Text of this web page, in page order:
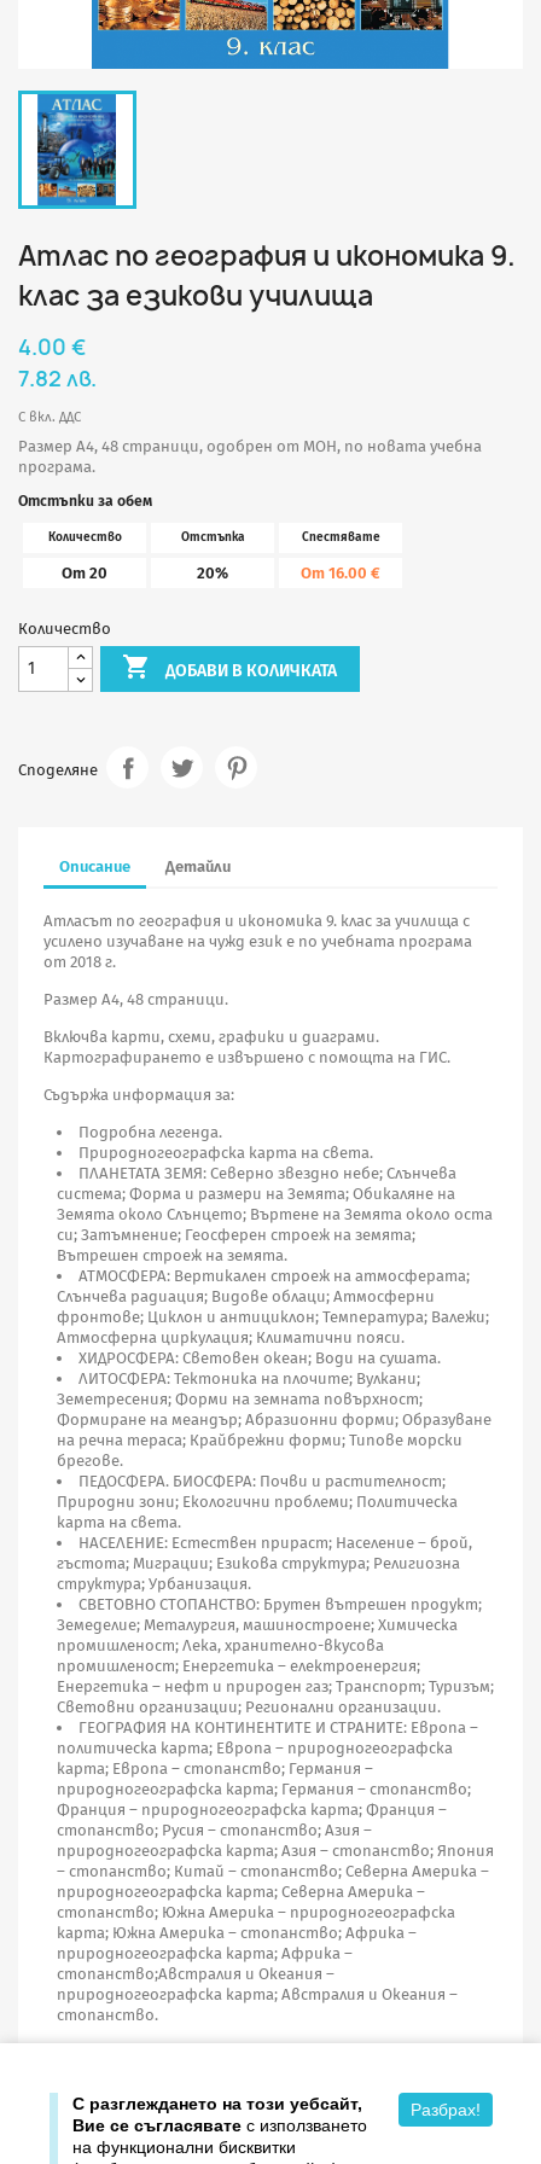
Атлас по география и икономика 9.
клас за езикови училища
4.00 €
7.82 лв.
С вкл. ДДС
Размер A4, 48 страници, одобрен от МОН, по новата учебна
програма.
Отстъпки за обем
Количество Отстъпка Спестявате
От 20 20% От 16.00 €
Количество
 ДОБАВИ В КОЛИЧКАТА
Споделяне
Описание Детайли
Атласът по география и икономика 9. клас за училища с
усилено изучаване на чужд език е по учебната програма
от 2018 г.
Размер А4, 48 страници.
Включва карти, схеми, графики и диаграми.
Картографирането е извършено с помощта на ГИС.
Съдържа информация за:
Подробна легенда.
Природногеографска карта на света.
ПЛАНЕТАТА ЗЕМЯ: Северно звездно небе; Слънчева
система; Форма и размери на Земята; Обикаляне на
Земята около Слънцето; Въртене на Земята около оста
си; Затъмнение; Геосферен строеж на земята;
Вътрешен строеж на земята.
АТМОСФЕРА: Вертикален строеж на атмосферата;
Слънчева радиация; Видове облаци; Атмосферни
фронтове; Циклон и антициклон; Температура; Валежи;
Атмосферна циркулация; Климатични пояси.
ХИДРОСФЕРА: Световен океан; Води на сушата.
ЛИТОСФЕРА: Тектоника на плочите; Вулкани;
Земетресения; Форми на земната повърхност;
Формиране на меандър; Абразионни форми; Образуване
на речна тераса; Крайбрежни форми; Типове морски
брегове.
ПЕДОСФЕРА. БИОСФЕРА: Почви и растителност;
Природни зони; Екологични проблеми; Политическа
карта на света.
НАСЕЛЕНИЕ: Естествен прираст; Население – брой,
гъстота; Миграции; Езикова структура; Религиозна
структура; Урбанизация.
СВЕТОВНО СТОПАНСТВО: Брутен вътрешен продукт;
Земеделие; Металургия, машиностроене; Химическа
промишленост; Лека, хранително-вкусова
промишленост; Енергетика – електроенергия;
Енергетика – нефт и природен газ; Транспорт; Туризъм;
Световни организации; Регионални организации.
ГЕОГРАФИЯ НА КОНТИНЕНТИТЕ И СТРАНИТЕ: Европа –
политическа карта; Европа – природногеографска
карта; Европа – стопанство; Германия –
природногеографска карта; Германия – стопанство;
Франция – природногеографска карта; Франция –
стопанство; Русия – стопанство; Азия –
природногеографска карта; Азия – стопанство; Япония
– стопанство; Китай – стопанство; Северна Америка –
природногеографска карта; Северна Америка –
стопанство; Южна Америка – природногеографска
карта; Южна Америка – стопанство; Африка –
природногеографска карта; Африка –
стопанство;Австралия и Океания –
природногеографска карта; Австралия и Океания –
стопанство.
С разглеждането на този уебсайт,
Вие се съгласявате с използването
на функционални бисквитки
Разбрах!